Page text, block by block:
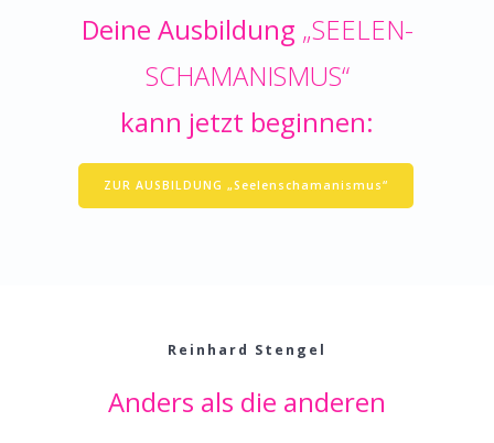
Deine Ausbildung „SEELEN-
SCHAMANISMUS“
kann jetzt beginnen:
ZUR AUSBILDUNG „Seelenschamanismus“
Reinhard Stengel
Anders als die anderen